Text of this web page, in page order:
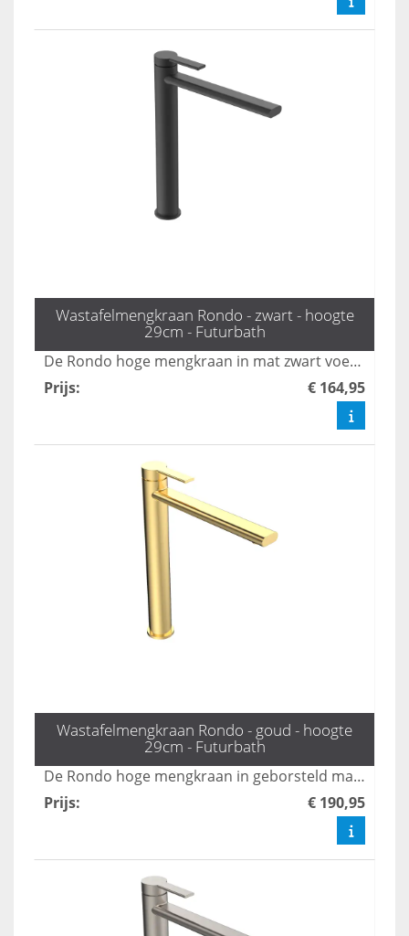
Wastafelmengkraan Rondo - zwart - hoogte
29cm - Futurbath
De Rondo hoge mengkraan in mat zwart voegt een krachtig statement toe aan uw badkamer met zijn strakke en moderne ontwerp. Met een hoogte van 29 cm is deze kraan perfect afgestemd op hedendaagse badkamerstijlen en biedt hij zowel functionaliteit als stijl. Transformeer uw badkamer met deze eigentijdse en stijlvolle mengkraan die zowel esthetisch als praktisch is.
Prijs: € 164,95
Wastafelmengkraan Rondo - goud - hoogte
29cm - Futurbath
De Rondo hoge mengkraan in geborsteld mat goud voegt een stijlvolle en luxe uitstraling toe aan uw badkamer. Deze hoogwaardige kraan combineert functionaliteit met een modern design, waardoor het een perfecte keuze is voor elke eigentijdse ruimte. Transformeer uw badkamer met de elegante afwerking en de gebruiksvriendelijke bediening van deze unieke kraan.
Prijs: € 190,95